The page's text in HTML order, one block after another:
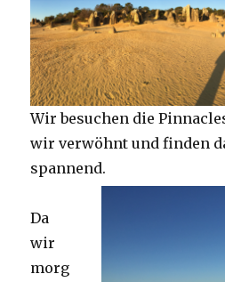
Wir besuchen die
wir verwöhnt und finden
spannend.
Da
wir
morg